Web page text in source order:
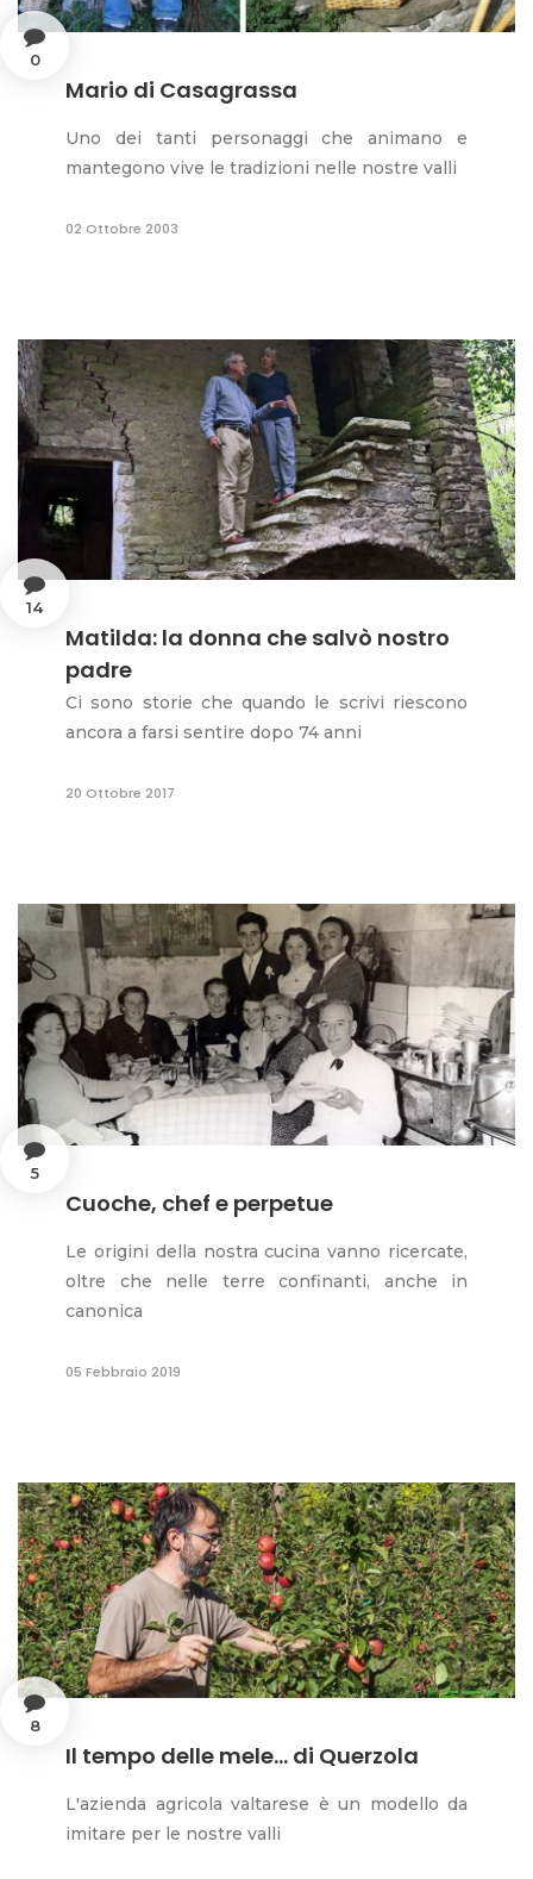
0
Mario di Casagrassa
Uno dei tanti personaggi che animano e
mantegono vive le tradizioni nelle nostre valli
02 Ottobre 2003
14
Matilda: la donna che salvò nostro
padre
Ci sono storie che quando le scrivi riescono
ancora a farsi sentire dopo 74 anni
20 Ottobre 2017
5
Cuoche, chef e perpetue
Le origini della nostra cucina vanno ricercate,
oltre che nelle terre confinanti, anche in
canonica
05 Febbraio 2019
8
Il tempo delle mele... di Querzola
L'azienda agricola valtarese è un modello da
imitare per le nostre valli